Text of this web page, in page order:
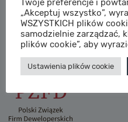
sprzedaz@sagaris.pl
Twoje preferencje i
„Akceptuj wszystko”,
WSZYSTKICH plików
samodzielnie zarządzać,
plików cookie”, aby
Ustawienia plików cookie